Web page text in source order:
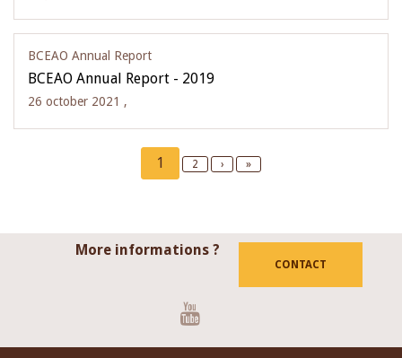
BCEAO Annual Report
BCEAO Annual Report - 2019
26 october 2021 ,
Current
page
1 Page
2
Next
›
Last
»
More informations ?
CONTACT